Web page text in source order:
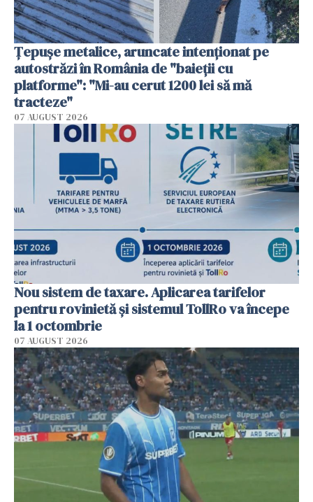
Țepușe metalice, aruncate intenționat pe
autostrăzi în România de "baieții cu
platforme": "Mi-au cerut 1200 lei să mă
tracteze"
07 AUGUST 2026
Nou sistem de taxare. Aplicarea tarifelor
pentru rovinietă şi sistemul TollRo va începe
la 1 octombrie
07 AUGUST 2026